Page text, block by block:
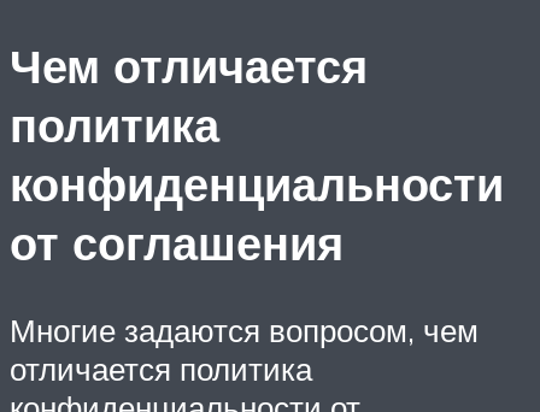
Чем отличается
политика
конфиденциальности
от соглашения
Многие задаются вопросом, чем
отличается политика